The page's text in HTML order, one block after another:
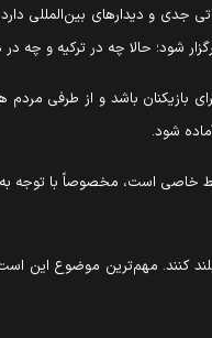
جدی و دیدارهای
شود؛ حالا چه در ترکیه و
بازیکنان باشد و از طرفی
شود.
خاصی است، مخصوصاً با
کنند. مهم‌ترین موضوع این